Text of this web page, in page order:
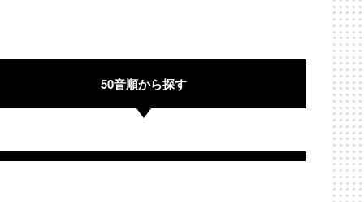
50音順から探す